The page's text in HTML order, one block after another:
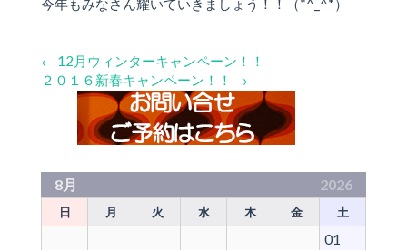
今年もみなさん耀いていきましょう！！（*^_^*）
← 12月ウィンターキャンペーン！！
２０１６新春キャンペーン！！
→
8月 2026
日 月 火 水 木 金 土
01